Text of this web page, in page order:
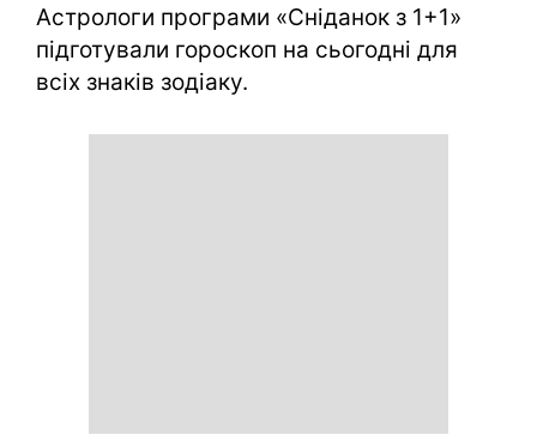
Астрологи програми «Сніданок з 1+1»
підготували гороскоп на сьогодні для
всіх знаків зодіаку.